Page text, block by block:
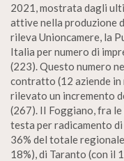
2021, mostrata dagli
attive nella produzione
rileva Unioncamere, la
Italia per numero di
(223). Questo numero
contratto (12 aziende in
rilevato un incremento
(267). II Foggiano, fra
testa per radicamento
36% del totale
18%), di Taranto (con il